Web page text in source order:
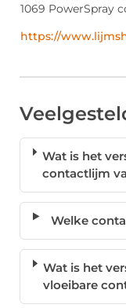
1069 PowerSpray
https://
Wat is het
contactlijm
Welke
Wat is het
vloeibare